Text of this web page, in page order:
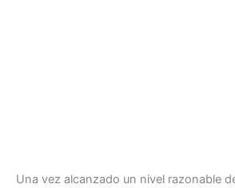
Una vez alcanzado un nivel razonable